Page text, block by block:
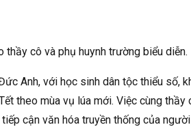
thầy cô và phụ huynh trường biểu diễn.
Anh, với học sinh dân tộc thiểu số,
theo mùa vụ lúa mới. Việc cùng
cận văn hóa truyền thống của